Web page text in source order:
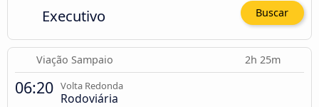
Executivo Buscar
Viação Sampaio 2h 25m
06:20 Volta Redonda
Rodoviária